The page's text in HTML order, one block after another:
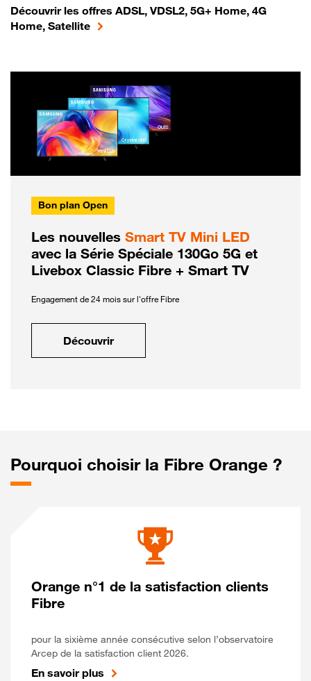
Découvrir les offres ADSL, VDSL2, 5G+ Home, 4G
Home, Satellite
Bon plan Open
Les nouvelles Smart TV Mini LED
avec la Série Spéciale 130Go 5G et
Livebox Classic Fibre + Smart TV
Engagement de 24 mois sur l'offre Fibre
Découvrir
Pourquoi choisir la Fibre Orange ?
Orange n°1 de la satisfaction clients
Fibre
pour la sixième année consécutive selon l’observatoire
Arcep de la satisfaction client 2026.
En savoir plus